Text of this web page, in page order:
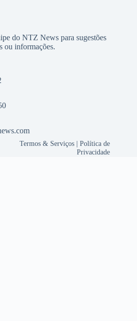
do NTZ News para sugestões
ou informações.
Termos & Serviços |Política de
Privacidade